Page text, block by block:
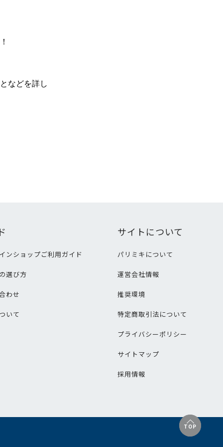
などを詳し
TOP
TOP
ンショップご利用ガイド
選び方
わせ
いて
サイトについて
パリミキについて
運営会社情報
推奨環境
特定商取引法について
プライバシーポリシー
サイトマップ
採用情報